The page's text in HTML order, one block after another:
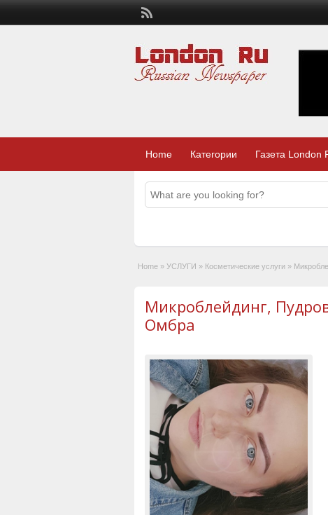
Home Категории Газета London
Home » УСЛУГИ » Косметические услуги »
Микроблейдинг,
Омбра